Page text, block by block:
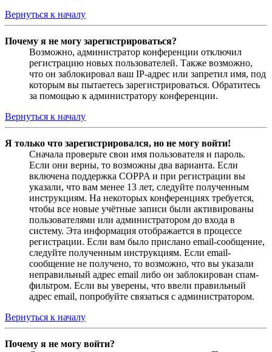
Вернуться к началу
Почему я не могу зарегистрироваться?
Возможно, администратор конференции отключил
регистрацию новых пользователей. Также возможно,
что он заблокировал ваш IP-адрес или запретил имя, под
которым вы пытаетесь зарегистрироваться. Обратитесь
за помощью к администратору конференции.
Вернуться к началу
Я только что зарегистрировался, но не могу войти!
Сначала проверьте свои имя пользователя и пароль.
Если они верны, то возможны два варианта. Если
включена поддержка COPPA и при регистрации вы
указали, что вам менее 13 лет, следуйте полученным
инструкциям. На некоторых конференциях требуется,
чтобы все новые учётные записи были активированы
пользователями или администратором до входа в
систему. Эта информация отображается в процессе
регистрации. Если вам было прислано email-сообщение,
следуйте полученным инструкциям. Если email-
сообщение не получено, то возможно, что вы указали
неправильный адрес email либо он заблокирован спам-
фильтром. Если вы уверены, что ввели правильный
адрес email, попробуйте связаться с администратором.
Вернуться к началу
Почему я не могу войти?